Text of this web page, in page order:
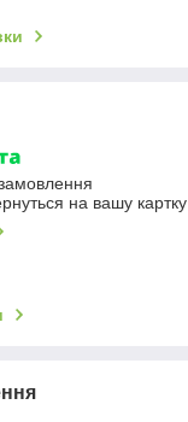
на вашу картку